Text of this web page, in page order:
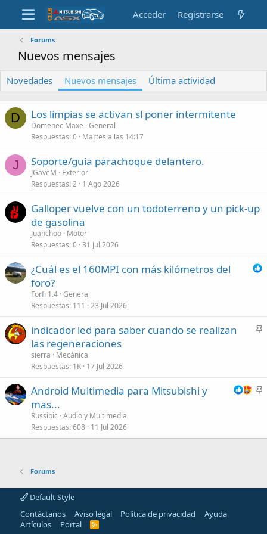
Acceder Registrarse
Forums
Nuevos mensajes
Novedades Nuevos mensajes Última actividad
D Los limpias se activan sl poner intermitente
Domenec Maxe General
Respuestas 0 Martes a las 14:17
J Soporte/guia parachoque delantero.
JGaveM
Exterior
Respuestas 2 1 Ago 2026
Galloper vuelve con un todoterreno y un pick-up
de gasolina
Juanchoo Motor
Respuestas 0 31 Jul 2026
¿Cuál es el 160MPI con más kilómetros del
foro?
Forfi 1.4 General
Respuestas 111 23 Jul 2026
A
d
indicador led para saber cuando se realizan
las regeneraciones
sierra
Mecánica
Respuestas 1K 17 Jul 2026
A
a
Android Multimedia para Mitsubishi y
mas...
Russibic Audio y Multimedia
Respuestas 608 11 Jul 2026
Forums
Default Style
Contáctanos
Aviso legal Política de privacidad
Ayuda
Artículos
Portal
R